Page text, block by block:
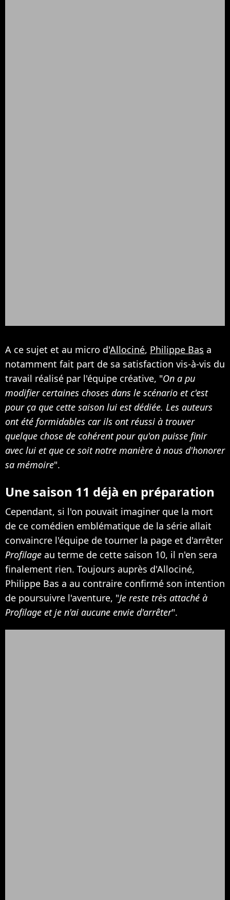
A ce sujet et au micro d'Allociné, Philippe Bas a
notamment fait part de sa satisfaction vis-à-vis du
travail réalisé par l'équipe créative, "On a pu
modifier certaines choses dans le scénario et c'est
pour ça que cette saison lui est dédiée. Les auteurs
ont été formidables car ils ont réussi à trouver
quelque chose de cohérent pour qu'on puisse finir
avec lui et que ce soit notre manière à nous d'honorer
sa mémoire".
Une saison 11 déjà en préparation
Cependant, si l'on pouvait imaginer que la mort
de ce comédien emblématique de la série allait
convaincre l'équipe de tourner la page et d'arrêter
Profilage au terme de cette saison 10, il n'en sera
finalement rien. Toujours auprès d'Allociné,
Philippe Bas a au contraire confirmé son intention
de poursuivre l'aventure, "Je reste très attaché à
Profilage et je n'ai aucune envie d'arrêter".